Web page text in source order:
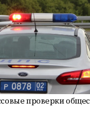
проверки